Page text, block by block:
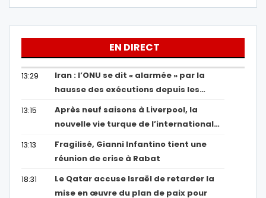
EN DIRECT
13:29
Iran : l’ONU se dit « alarmée » par la
hausse des exécutions depuis les…
13:15
Après neuf saisons à Liverpool, la
nouvelle vie turque de l’international…
13:13
Fragilisé, Gianni Infantino tient une
réunion de crise à Rabat
18:31
Le Qatar accuse Israël de retarder la
mise en œuvre du plan de paix pour